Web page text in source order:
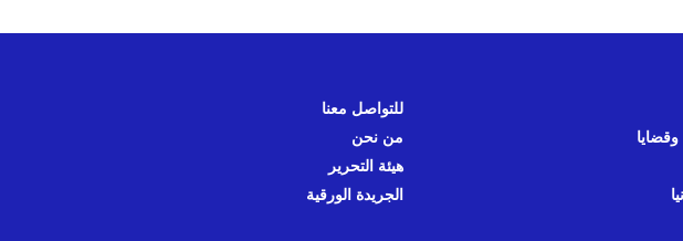
للتواصل معنا
من نحن
هيئة التحرير
الجريدة الورقية